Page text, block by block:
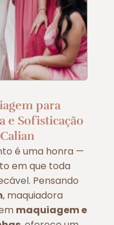
para
e Sofisticação
é uma honra —
em que toda
Pensando
, maquiadora
maquiagem e